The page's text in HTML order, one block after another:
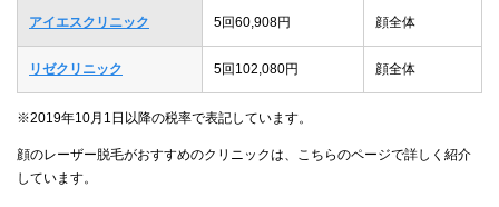
アイエスクリニック 5回60,908円 顔全体
リゼクリニック 5回102,080円 顔全体
※2019年10月1日以降の税率で表記しています。
顔のレーザー脱毛がおすすめのクリニックは、こちらのページで詳しく紹介
しています。